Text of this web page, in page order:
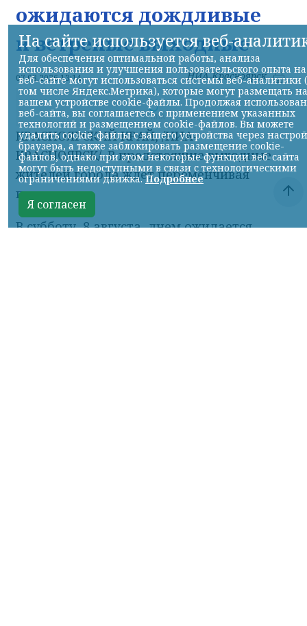
ожидаются дождливые
и ветреные выходные
07.08.2026 13:14 НИА-Красноярск
© НИА
КРАСНОЯРСКИЙ КРАЙ, /НИА-
КРАСНОЯРСК/. В предстоящие выходные
жителей города ждет переменчивая
погода.
В субботу, 8 августа, днем ожидается
На сайте используется веб-
Для обеспечения оптимальной работы, анализа
использования и улучшения пользовательского опыта на
веб-сайте могут использоваться системы веб-аналитики
том числе Яндекс.Метрика), которые могут размещать на
вашем устройстве cookie-файлы. Продолжая
веб-сайта, вы соглашаетесь с применением указанных
технологий и размещением cookie-файлов. Вы можете
удалить cookie-файлы с вашего устройства через
браузера, а также заблокировать размещение cookie-
файлов, однако при этом некоторые функции веб-сайта
могут быть недоступными в связи с технологическими
ограничениями движка.Подробнее
Я согласен